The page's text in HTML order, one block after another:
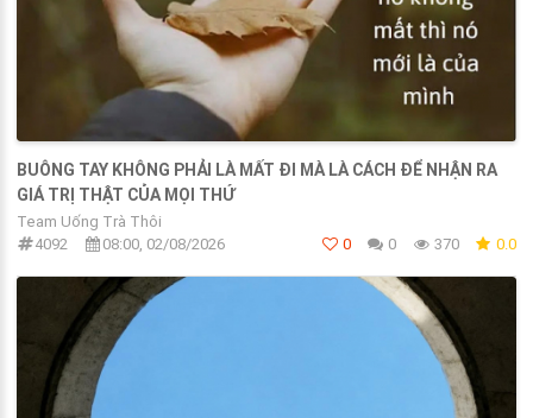
BUÔNG TAY KHÔNG PHẢI LÀ MẤT ĐI MÀ LÀ CÁCH ĐỂ NHẬN RA
GIÁ TRỊ THẬT CỦA MỌI THỨ
Team Uống Trà Thôi
4092
08:00, 02/08/2026 0 0 370 0.0